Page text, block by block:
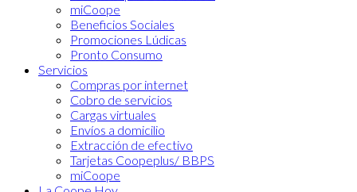
miCoope
Beneficios Sociales
Promociones Lúdicas
Pronto Consumo
Servicios
Compras por internet
Cobro de servicios
Cargas virtuales
Envíos a domicilio
Extracción de efectivo
Tarjetas Coopeplus/ BBPS
miCoope